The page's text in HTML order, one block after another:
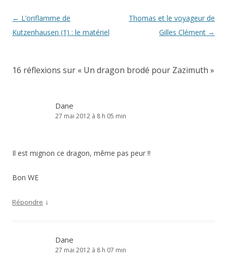
Navigation
des
← L’oriflamme de
Kutzenhausen (1) : le matériel
Thomas et le voyageur de
Gilles Clément →
16 réflexions sur « Un dragon brodé pour Zazimuth »
Dane
27 mai 2012 à 8 h 05 min
Il est mignon ce dragon, même pas peur !!
Bon WE
Répondre ↓
Dane
27 mai 2012 à 8 h 07 min